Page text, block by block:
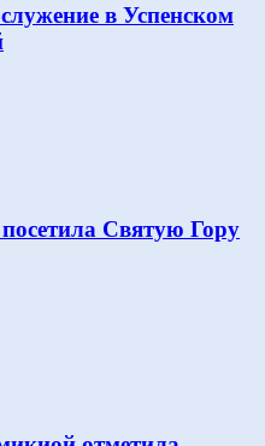
в Успенском
Святую Гору